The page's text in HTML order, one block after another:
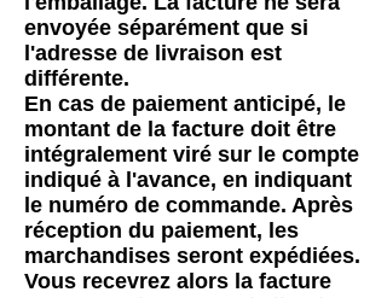
envoyée séparément que si
l'adresse de livraison est
différente.
En cas de paiement anticipé, le
montant de la facture doit être
intégralement viré sur le compte
indiqué à l'avance, en indiquant
le numéro de commande. Après
réception du paiement, les
marchandises seront expédiées.
Vous recevrez alors la facture